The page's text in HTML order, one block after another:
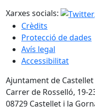
Xarxes socials:
Crèdits
Protecció de dades
Avís legal
Accessibilitat
Ajuntament de
Carrer de Rosselló, 19-
08729 Castellet i la